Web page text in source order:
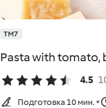
TM7
Pasta with tomato,
4.5
Подготовка 10 мин.